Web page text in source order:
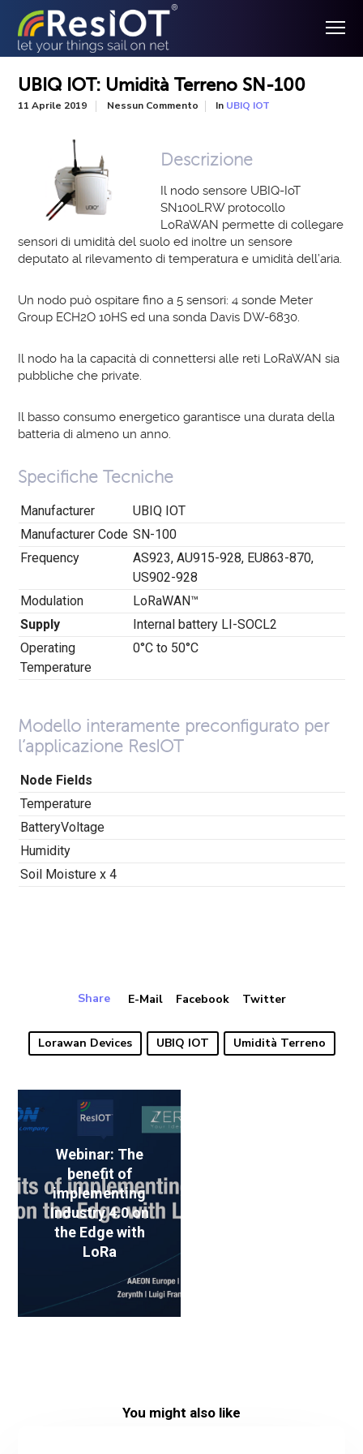
UBIQ IOT: Umidità Terreno SN-100
11 Aprile 2019 Nessun Commento In UBIQ IOT
Descrizione
Il nodo sensore UBIQ-IoT
SN100LRW protocollo
LoRaWAN permette di collegare
sensori di umidità del suolo ed inoltre un sensore
deputato al rilevamento di temperatura e umidità dell’aria.
Un nodo può ospitare fino a 5 sensori: 4 sonde Meter
Group ECH2O 10HS ed una sonda Davis DW-6830.
Il nodo ha la capacità di connettersi alle reti LoRaWAN sia
pubbliche che private.
Il basso consumo energetico garantisce una durata della
batteria di almeno un anno.
Specifiche Tecniche
Manufacturer
UBIQ IOT
Manufacturer Code SN-100
Frequency
AS923, AU915-928, EU863-870,
US902-928
Modulation
LoRaWAN™
Supply
Internal battery LI-SOCL2
Operating
Temperature
0°C to 50°C
Modello interamente preconfigurato per
l’applicazione ResIOT
Node Fields
Temperature
BatteryVoltage
Humidity
Soil Moisture x 4
Share E-Mail Facebook Twitter
Lorawan Devices UBIQ IOT Umidità Terreno
Webinar: The
benefit of
implementing
Industry 4.0 on
the Edge with
LoRa
You might also like